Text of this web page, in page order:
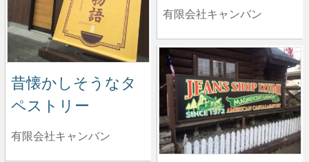
有限会社キャンバン
昔懐かしそうなタ
ペストリー
有限会社キャンバン